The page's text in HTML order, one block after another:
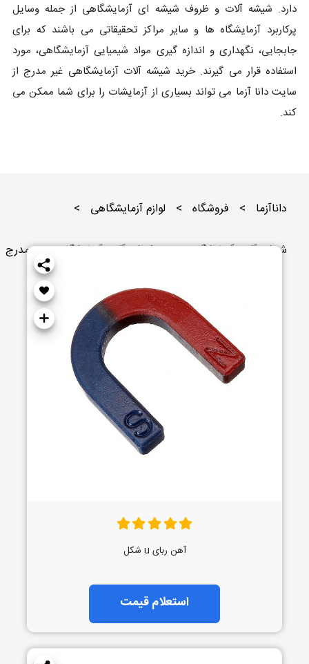
دارد. شیشه آلات و ظروف شیشه ای آزمایشگاهی از جمله وسایل
پرکاربرد آزمایشگاه ها و سایر مراکز تحقیقاتی می باشند که برای
جابجایی، نگهداری و اندازه گیری مواد شیمیایی آزمایشگاهی، مورد
استفاده قرار می گیرند. خرید شیشه آلات آزمایشگاهی غیر مدرج از
سایت دانا آزما می تواند بسیاری از آزمایشات را برای شما ممکن می
کند.
داناآزما > فروشگاه > لوازم آزمایشگاهی >
شیشه آلات آزمایشگاهی > شیشه آلات آزمایشگاهی غیر مدرج
آهن ربای u شکل
استعلام قیمت